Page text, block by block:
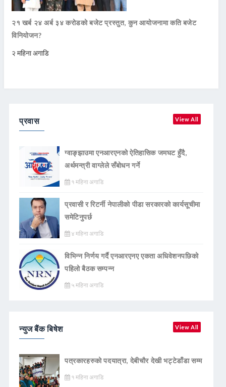
२१ खर्ब २४ अर्ब ३४ करोडको बजेट प्रस्तुत, कुन आयोजनामा कति बजेट
विनियोजन?
२ महिना अगाडि
प्रवास View All
ग्वाङ्झाउमा एनआरएनको ऐतिहासिक जमघट हुँदै,
अर्थमन्त्री वाग्लेले सँबोधन गर्ने
१ महिना अगाडि
प्रवासी र रिटर्नी नेपालीको पीडा सरकारको कार्यसूचीमा
समेटिनुपर्छ
४ महिना अगाडि
विभिन्न निर्णय गर्दै एनआरएनए एकता अधिवेशनपछिको
पहिलो बैठक सम्पन्न
५ महिना अगाडि
न्युज बैंक बिषेश View All
पत्रकारहरुको पदयात्रा, देबीचौर देखी भट्टेडाँडा सम्म
१ महिना अगाडि